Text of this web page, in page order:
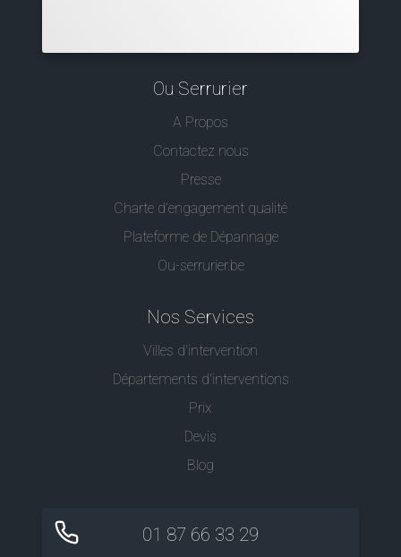
Ou Serrurier
A Propos
Contactez nous
Presse
Charte d’engagement qualité
Plateforme de Dépannage
Ou-serrurier.be
Nos Services
Villes d'intervention
Départements d'interventions
Prix
Devis
Blog
01 87 66 33 29